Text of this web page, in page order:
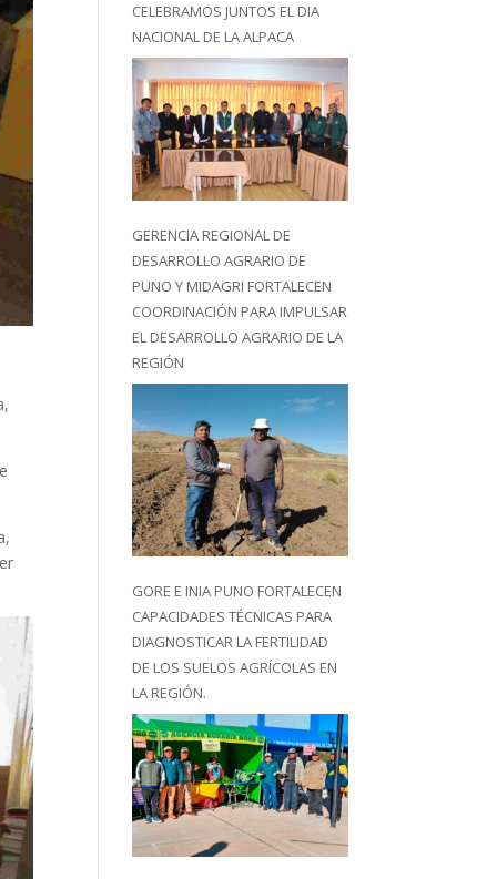
CELEBRAMOS JUNTOS EL DIA
NACIONAL DE LA ALPACA
GERENCIA REGIONAL DE
DESARROLLO AGRARIO DE
PUNO Y MIDAGRI FORTALECEN
COORDINACIÓN PARA IMPULSAR
EL DESARROLLO AGRARIO DE LA
REGIÓN
GORE E INIA PUNO FORTALECEN
CAPACIDADES TÉCNICAS PARA
DIAGNOSTICAR LA FERTILIDAD
DE LOS SUELOS AGRÍCOLAS EN
LA REGIÓN.